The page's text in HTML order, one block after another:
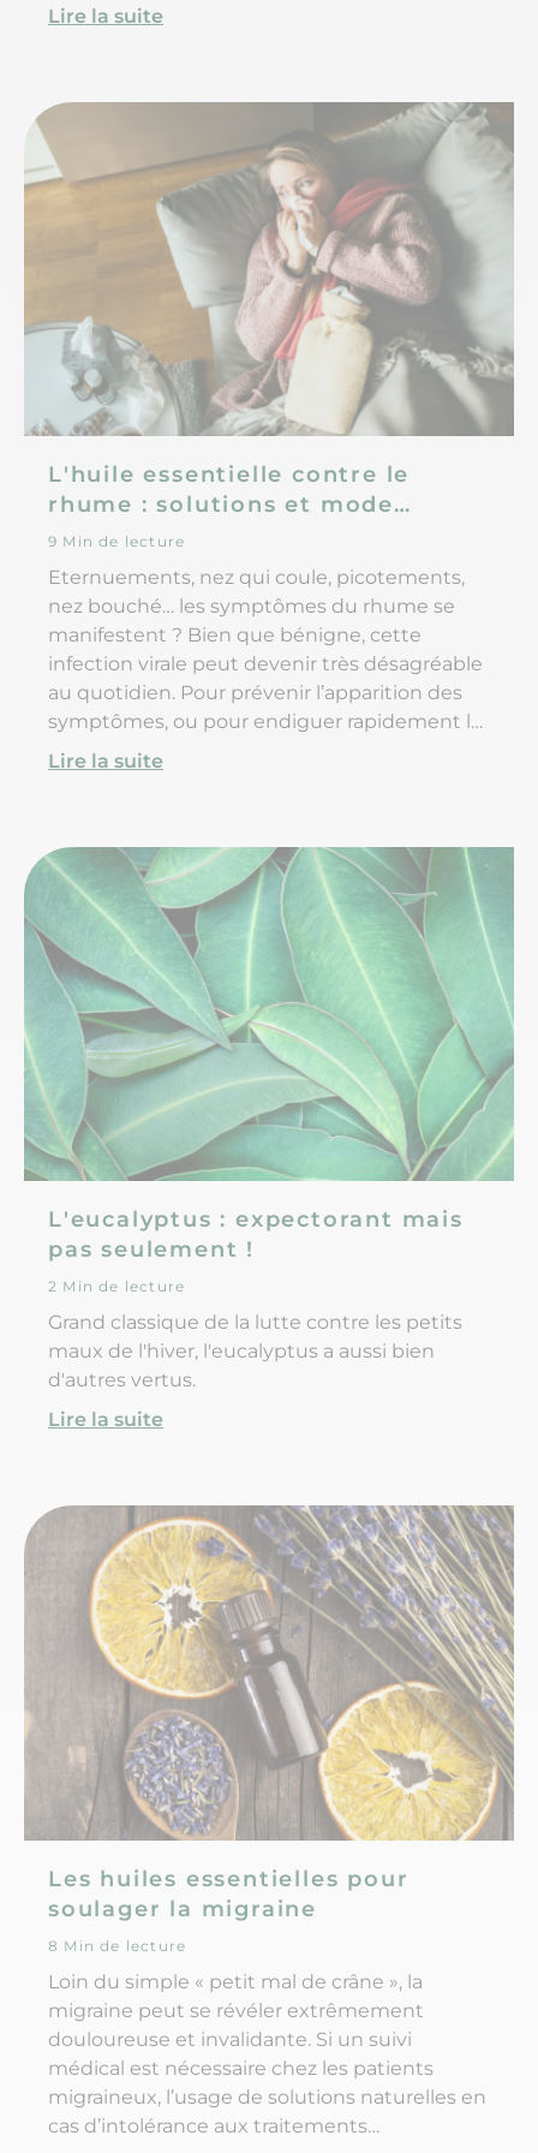
Lire la suite
L'huile essentielle contre le
rhume : solutions et mode
d'emploi
9 Min de lecture
Eternuements, nez qui coule, picotements,
nez bouché… les symptômes du rhume se
manifestent ? Bien que bénigne, cette
infection virale peut devenir très désagréable
au quotidien. Pour prévenir l’apparition des
symptômes, ou pour endiguer rapidement la
rhinite et vous prémunir contre d’éventuelles
remède naturel très efficace. Laquelle choisir
? Comment l’utiliser ? Existe-t-il des contre-
indications ? Mode d’emploi des huiles
essentielles pour soigner une
rhinopharyngite.
Lire la suite
L'eucalyptus : expectorant mais
pas seulement !
2 Min de lecture
Grand classique de la lutte contre les petits
maux de l'hiver, l'eucalyptus a aussi bien
d'autres vertus.
Lire la suite
Les huiles essentielles pour
soulager la migraine
8 Min de lecture
Loin du simple « petit mal de crâne », la
migraine peut se révéler extrêmement
douloureuse et invalidante. Si un suivi
médical est nécessaire chez les patients
migraineux, l’usage de solutions naturelles en
cas d’intolérance aux traitements